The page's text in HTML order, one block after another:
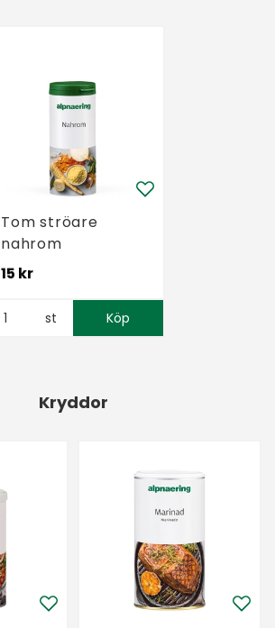
Tom ströare
nahrom
15 kr
st Köp
Kryddor